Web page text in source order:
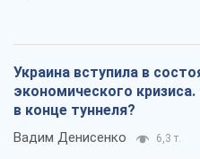
Украина вступила в
экономического кризиса.
в конце туннеля?
Вадим Денисенко 6,3 т.